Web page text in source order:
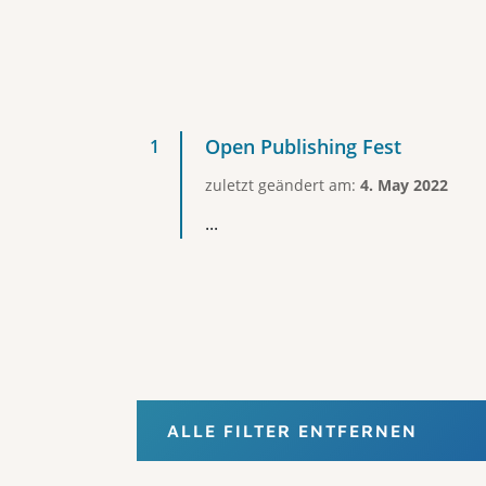
Open Publishing Fest
zuletzt geändert am: 4. May 2022
...
ALLE FILTER ENTFERNEN